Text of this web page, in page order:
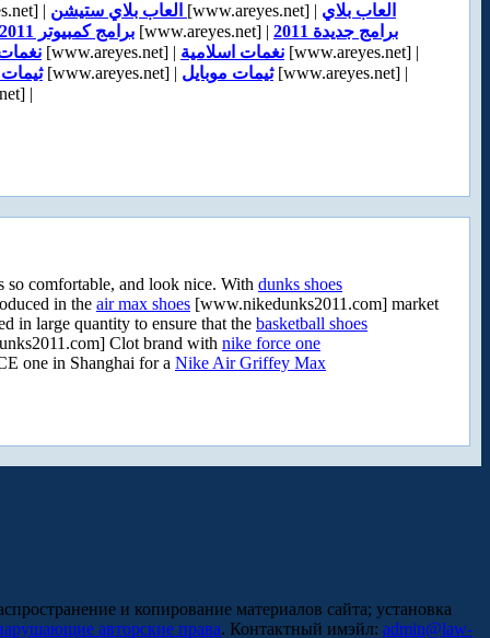
| [www.areyes.net] | العاب بلاي
برامج كمبيوتر 2011 [www.areyes.net] |
برامج جديدة 2011
[www.areyes.net] | نغمات اسلامية [www.areyes.net] |
ثيمات[www.areyes.net] | ثيمات موبايل[www.areyes.net] |
|
comfortable, and look nice. With dunks shoes
in the air max shoes [www.nikedunks2011.com] market
in large quantity to ensure that the basketball shoes
Clot brand with nike force one
one in Shanghai for a Nike Air Griffey Max
и копирование материалов сайта; установка
авторские права. Контактный имэйл: admin@law-